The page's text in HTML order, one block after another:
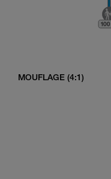
MOUFLAGE (4:1)